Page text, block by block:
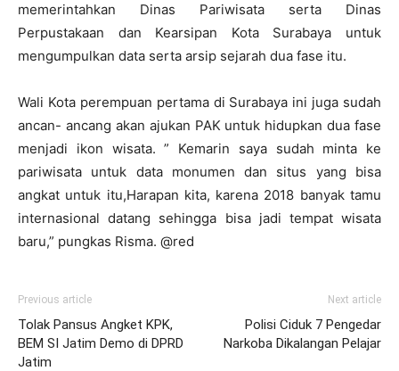
memerintahkan Dinas Pariwisata serta Dinas
Perpustakaan dan Kearsipan Kota Surabaya untuk
mengumpulkan data serta arsip sejarah dua fase itu.
Wali Kota perempuan pertama di Surabaya ini juga sudah
ancan- ancang akan ajukan PAK untuk hidupkan dua fase
menjadi ikon wisata. ” Kemarin saya sudah minta ke
pariwisata untuk data monumen dan situs yang bisa
angkat untuk itu,Harapan kita, karena 2018 banyak tamu
internasional datang sehingga bisa jadi tempat wisata
baru,” pungkas Risma. @red
Previous article
Tolak Pansus Angket KPK,
BEM SI Jatim Demo di DPRD
Jatim
Next article
Polisi Ciduk 7 Pengedar
Narkoba Dikalangan Pelajar